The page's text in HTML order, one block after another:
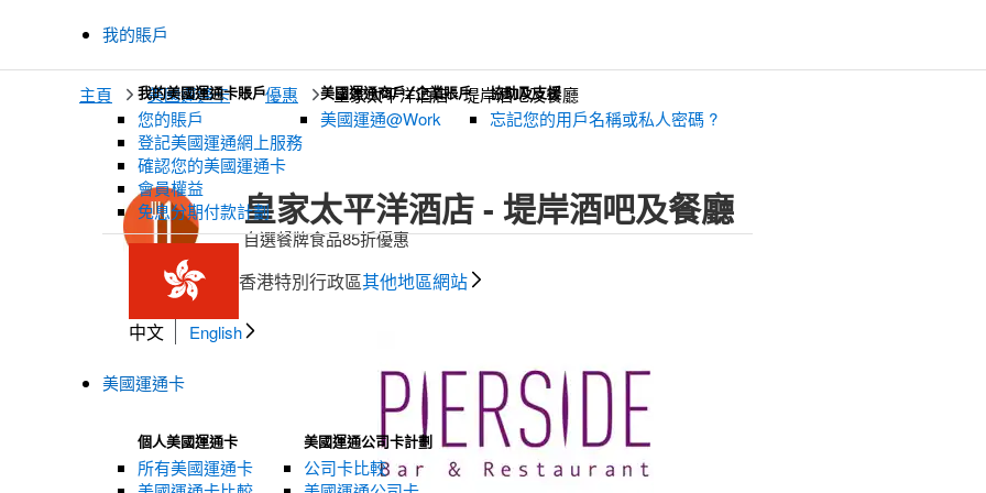
我的賬戶
我的美國運通卡賬戶
您的賬戶
登記美國運通網上服務
確認您的美國運通卡
會員權益
免息分期付款計劃
美國運通商戶/企業賬戶
美國運通@Work
協助及支援
忘記您的用戶名稱或私人密碼 ?
香港特別行政區其他地區網站
中文 English
美國運通卡
個人美國運通卡
所有美國運通卡
美國運通公司卡計劃
公司卡比較
主頁 美國運通卡 優惠 皇家太平洋酒店 - 堤岸酒吧及餐廳
皇家太平洋酒店 - 堤岸酒吧及餐廳
自選餐牌食品85折優惠